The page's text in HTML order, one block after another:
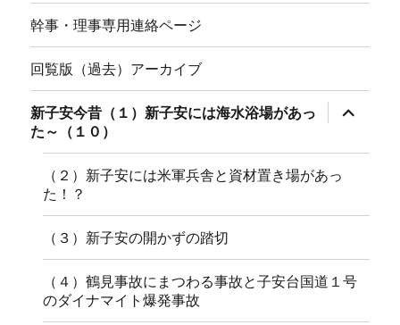
幹事・理事専用連絡ページ
回覧版（過去）アーカイブ
新子安今昔（１）新子安には海水浴場があっ
た～（１０）
ブ
ニ
ー
（２）新子安には米軍兵舎と資材置き場があっ
た！？
（３）新子安の開かずの踏切
（４）鶴見事故にまつわる事故と子安台国道１号
のダイナマイト爆発事故